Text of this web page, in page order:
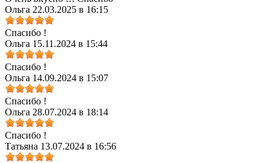
Ольга 22.03.2025 в 16:15
Спасибо !
Ольга 15.11.2024 в 15:44
Спасибо !
Ольга 14.09.2024 в 15:07
Спасибо !
Ольга 28.07.2024 в 18:14
Спасибо !
Татьяна 13.07.2024 в 16:56